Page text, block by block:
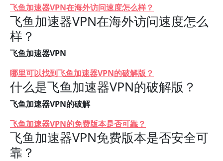
飞鱼加速器VPN在海外访问速度怎么样？
飞鱼加速器VPN在海外访问速度怎么
样？
飞鱼加速器VPN
哪里可以找到飞鱼加速器VPN的破解版？
什么是飞鱼加速器VPN的破解版？
飞鱼加速器VPN的破解
飞鱼加速器VPN的免费版本是否可靠？
飞鱼加速器VPN免费版本是否安全可
靠？